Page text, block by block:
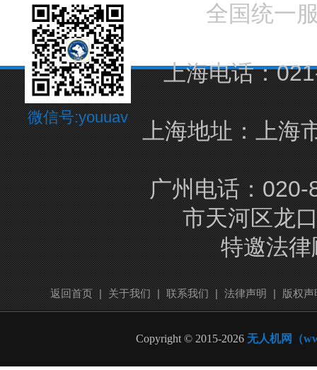
全国统一
上海电话：
上海地址：上海
广州电话：
市天河区龙
特邀法
微信号:youuav
返回首页 | 关于我们 | 联系我们 | 法律声明 | 版权声
Copyright © 2015-2026 无人机网（